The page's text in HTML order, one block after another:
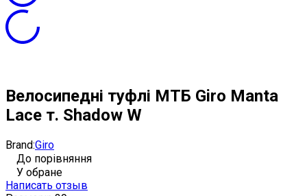
Велосипедні туфлі МТБ Giro Manta
Lace т. Shadow W
Brand:Giro
До порівняння
У обране
Написать отзыв